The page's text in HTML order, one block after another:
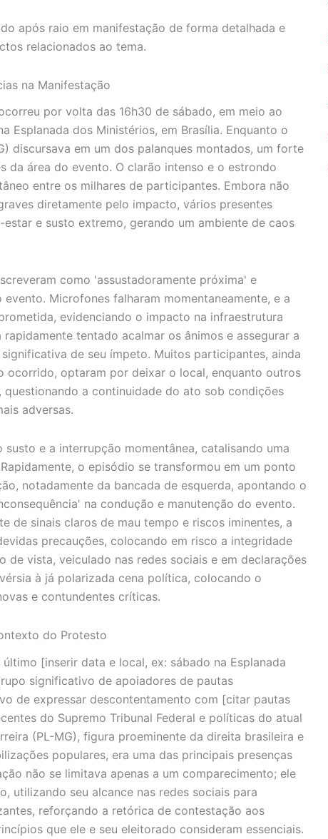
após raio em manifestação de forma detalhada e
relacionados ao tema.
na Manifestação
por volta das 16h30 de sábado, em meio ao
Esplanada dos Ministérios, em Brasília. Enquanto o
discursava em um dos palanques montados, um forte
da área do evento. O clarão intenso e o estrondo
entre os milhares de participantes. Embora não
diretamente pelo impacto, vários presentes
e susto extremo, gerando um ambiente de caos
como 'assustadoramente próxima' e
Microfones falharam momentaneamente, e a
evidenciando o impacto na infraestrutura
tentado acalmar os ânimos e assegurar a
de seu ímpeto. Muitos participantes, ainda
ocorrido, optaram por deixar o local, enquanto outros
questionando a continuidade do ato sob condições
adversas.
e a interrupção momentânea, catalisando uma
o episódio se transformou em um ponto
notadamente da bancada de esquerda, apontando o
na condução e manutenção do evento.
de sinais claros de mau tempo e riscos iminentes, a
precauções, colocando em risco a integridade
de vista, veiculado nas redes sociais e em declarações
à já polarizada cena política, colocando o
e contundentes críticas.
do Protesto
[inserir data e local, ex: sábado na Esplanada
significativo de apoiadores de pautas
de expressar descontentamento com [citar pautas
do Supremo Tribunal Federal e políticas do atual
(PL-MG), figura proeminente da direita brasileira e
populares, era uma das principais presenças
não se limitava apenas a um comparecimento; ele
utilizando seu alcance nas redes sociais para
reforçando a retórica de contestação aos
que ele e seu eleitorado consideram essenciais.